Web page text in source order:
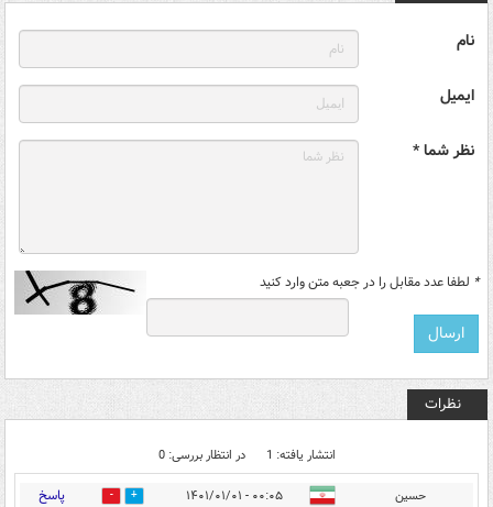
نام
ایمیل
نظر شما *
* لطفا عدد مقابل را در جعبه متن وارد کنید
نظرات
انتشار یافته: 1 در انتظار بررسی: 0
حسین ۰۰:۰۵ - ۱۴۰۱/۰۱/۰۱ 0 پاسخ